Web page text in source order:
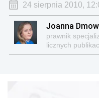
24 sierpnia 2010,
Joanna
prawnik
licznych
VAT”